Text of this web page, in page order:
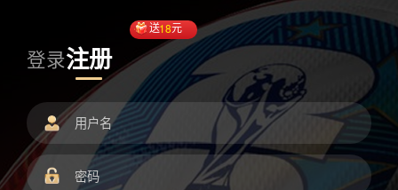
登录注册
送18元